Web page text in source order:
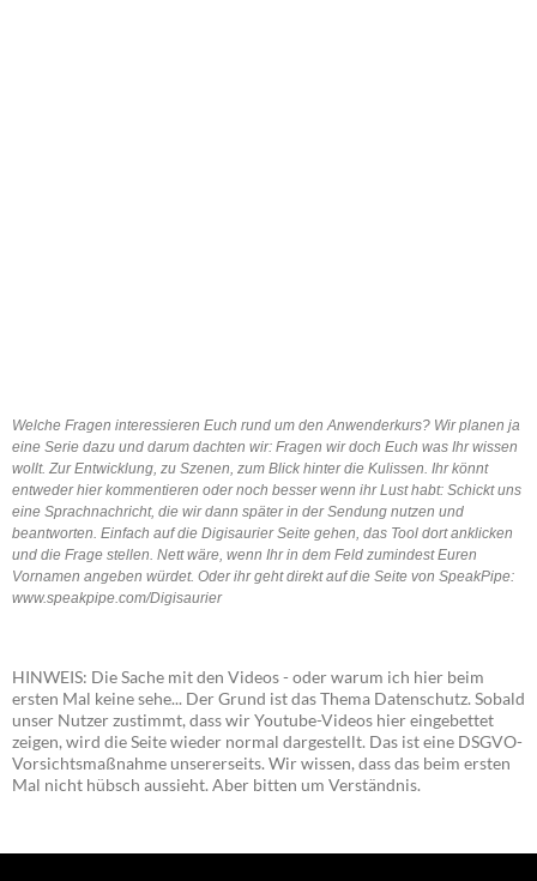
Welche Fragen interessieren Euch rund um den Anwenderkurs? Wir planen ja
eine Serie dazu und darum dachten wir: Fragen wir doch Euch was Ihr wissen
wollt. Zur Entwicklung, zu Szenen, zum Blick hinter die Kulissen. Ihr könnt
entweder hier kommentieren oder noch besser wenn ihr Lust habt: Schickt uns
eine Sprachnachricht, die wir dann später in der Sendung nutzen und
beantworten. Einfach auf die Digisaurier Seite gehen, das Tool dort anklicken
und die Frage stellen. Nett wäre, wenn Ihr in dem Feld zumindest Euren
Vornamen angeben würdet. Oder ihr geht direkt auf die Seite von SpeakPipe:
www.speakpipe.com/Digisaurier
HINWEIS: Die Sache mit den Videos - oder warum ich hier beim
ersten Mal keine sehe... Der Grund ist das Thema Datenschutz. Sobald
unser Nutzer zustimmt, dass wir Youtube-Videos hier eingebettet
zeigen, wird die Seite wieder normal dargestellt. Das ist eine DSGVO-
Vorsichtsmaßnahme unsererseits. Wir wissen, dass das beim ersten
Mal nicht hübsch aussieht. Aber bitten um Verständnis.